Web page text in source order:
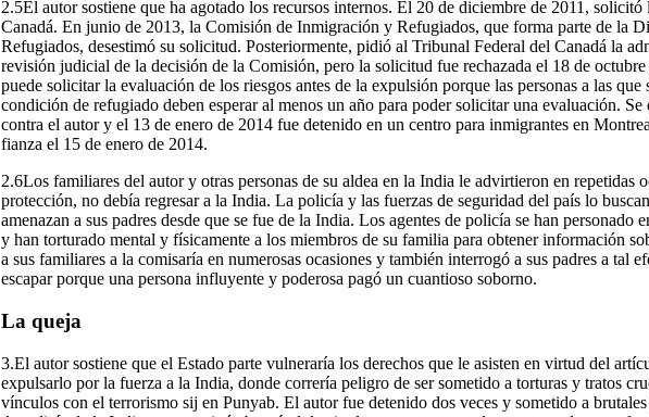
2.5El autor sostiene que ha agotado los recursos internos. El 20 de diciembre de 2011,
Canadá. En junio de 2013, la Comisión de Inmigración y Refugiados, que forma parte de la
Refugiados, desestimó su solicitud. Posteriormente, pidió al Tribunal Federal del Canadá la
revisión judicial de la decisión de la Comisión, pero la solicitud fue rechazada el 18 de
puede solicitar la evaluación de los riesgos antes de la expulsión porque las personas a las que
condición de refugiado deben esperar al menos un año para poder solicitar una evaluación.
contra el autor y el 13 de enero de 2014 fue detenido en un centro para inmigrantes en
fianza el 15 de enero de 2014.
2.6Los familiares del autor y otras personas de su aldea en la India le advirtieron en repetidas
protección, no debía regresar a la India. La policía y las fuerzas de seguridad del país lo
amenazan a sus padres desde que se fue de la India. Los agentes de policía se han
y han torturado mental y físicamente a los miembros de su familia para obtener información
a sus familiares a la comisaría en numerosas ocasiones y también interrogó a sus padres a tal
escapar porque una persona influyente y poderosa pagó un cuantioso soborno.
La queja
3.El autor sostiene que el Estado parte vulneraría los derechos que le asisten en virtud del
expulsarlo por la fuerza a la India, donde correría peligro de ser sometido a torturas y tratos
vínculos con el terrorismo sij en Punyab. El autor fue detenido dos veces y sometido a